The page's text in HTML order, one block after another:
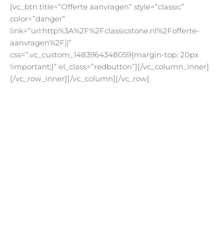
[vc_btn title=”Offerte aanvragen” style=”classic”
color=”danger”
link=”url:http%3A%2F%2Fclassicstone.nl%2Fofferte-
aanvragen%2F||”
css=”.vc_custom_1483964348059{margin-top: 20px
!important;}” el_class=”redbutton”][/vc_column_inner]
[/vc_row_inner][/vc_column][/vc_row]